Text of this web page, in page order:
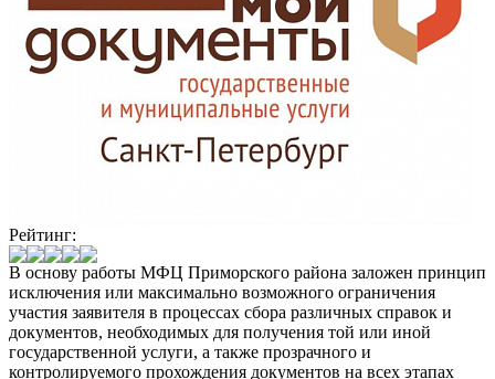
Рейтинг:
В основу работы МФЦ Приморского района заложен принцип
исключения или максимально возможного ограничения
участия заявителя в процессах сбора различных справок и
документов, необходимых для получения той или иной
государственной услуги, а также прозрачного и
контролируемого прохождения документов на всех этапах